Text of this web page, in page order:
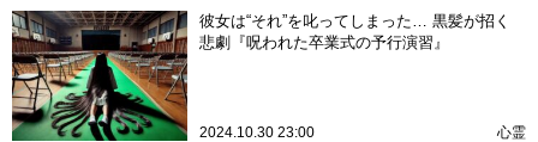
彼女は“それ”を叱ってしまった… 黒髪が招く
悲劇『呪われた卒業式の予行演習』
2024.10.30 23:00 心霊